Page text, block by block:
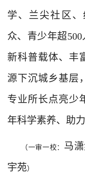
学、兰尖社区
众、青少年超
新科普载体、丰
源下沉城乡基层
专业所长点亮少
年科学素养、助
（一审一校： 马
宇苑）